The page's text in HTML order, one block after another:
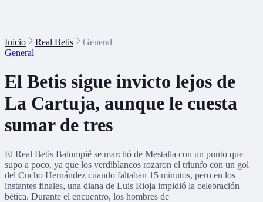
Inicio Real Betis
General
General
El Betis sigue invicto lejos de
La Cartuja, aunque le cuesta
sumar de tres
El Real Betis Balompié se marchó de Mestalla con un punto que
supo a poco, ya que los verdiblancos rozaron el triunfo con un gol
del Cucho Hernández cuando faltaban 15 minutos, pero en los
instantes finales, una diana de Luis Rioja impidió la celebración
bética. Durante el encuentro, los hombres de